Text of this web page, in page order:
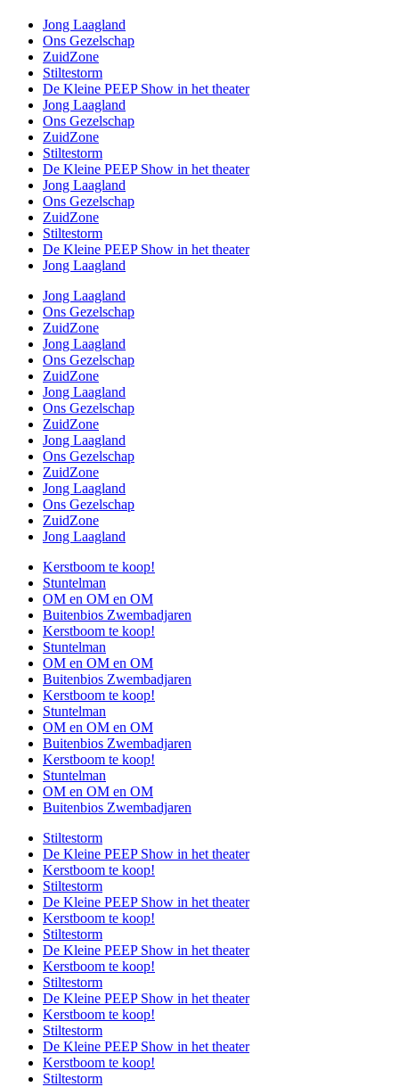
Jong Laagland
Ons Gezelschap
ZuidZone
Stiltestorm
De Kleine PEEP Show in het theater
Jong Laagland
Ons Gezelschap
ZuidZone
Stiltestorm
De Kleine PEEP Show in het theater
Jong Laagland
Ons Gezelschap
ZuidZone
Stiltestorm
De Kleine PEEP Show in het theater
Jong Laagland
Jong Laagland
Ons Gezelschap
ZuidZone
Jong Laagland
Ons Gezelschap
ZuidZone
Jong Laagland
Ons Gezelschap
ZuidZone
Jong Laagland
Ons Gezelschap
ZuidZone
Jong Laagland
Ons Gezelschap
ZuidZone
Jong Laagland
Kerstboom te koop!
Stuntelman
OM en OM en OM
Buitenbios Zwembadjaren
Kerstboom te koop!
Stuntelman
OM en OM en OM
Buitenbios Zwembadjaren
Kerstboom te koop!
Stuntelman
OM en OM en OM
Buitenbios Zwembadjaren
Kerstboom te koop!
Stuntelman
OM en OM en OM
Buitenbios Zwembadjaren
Stiltestorm
De Kleine PEEP Show in het theater
Kerstboom te koop!
Stiltestorm
De Kleine PEEP Show in het theater
Kerstboom te koop!
Stiltestorm
De Kleine PEEP Show in het theater
Kerstboom te koop!
Stiltestorm
De Kleine PEEP Show in het theater
Kerstboom te koop!
Stiltestorm
De Kleine PEEP Show in het theater
Kerstboom te koop!
Stiltestorm